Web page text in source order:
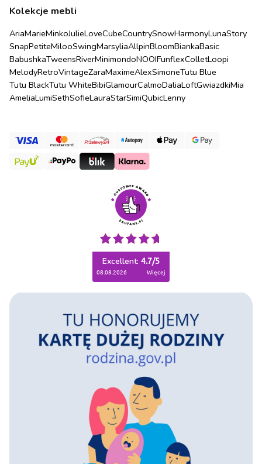
Kolekcje mebli
AriaMarieMinkoJulieLoveCubeCountrySnowHarmonyLunaStory
SnapPetiteMilooSwingMarsyliaAllpinBloomBiankaBasic
BabushkaTweensRiverMinimondoNOOIFunflexColletLoopi
MelodyRetroVintageZaraMaximeAlexSimoneTutu Blue
Tutu BlackTutu WhiteBibiGlamourCalmoDaliaLoftGwiazdkiMia
AmeliaLumiSethSofieLauraStarSimiQubicLenny
Excellent: 4.7/5
08.08.2026 więcej